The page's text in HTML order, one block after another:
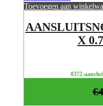
Toevoegen aan
X
8372-
€